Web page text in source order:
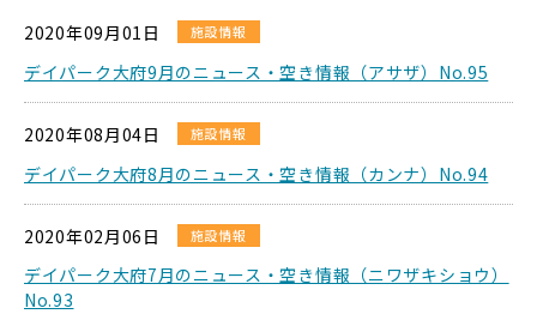
2020年09月01日 施設情報
デイパーク大府9月のニュース・空き情報（アサザ）No.95
2020年08月04日 施設情報
デイパーク大府8月のニュース・空き情報（カンナ）No.94
2020年02月06日 施設情報
デイパーク大府7月のニュース・空き情報（ニワザキショウ）
No.93